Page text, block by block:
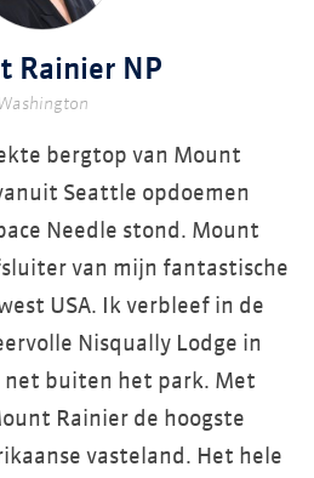
Rainier NP
Washington
bergtop van Mount
Seattle opdoemen
Needle stond. Mount
van mijn fantastische
USA. Ik verbleef in de
Nisqually Lodge in
net buiten het park. Met
Rainier de hoogste
vasteland. Het hele